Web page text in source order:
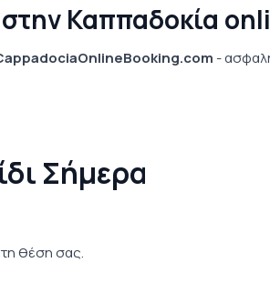
Καππαδοκία
-
Σήμερα
τη θέση σας.